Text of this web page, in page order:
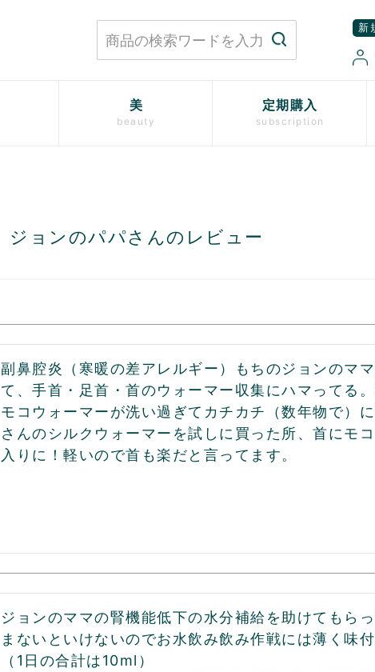
新
美
beauty
定期購入
subscription
ジョンのパパさんのレビュー
副鼻腔炎（寒暖の差アレルギー）もちのジョンのマ
て、手首・足首・首のウォーマー収集にハマってる
モコウォーマーが洗い過ぎてカチカチ（数年物で）
さんのシルクウォーマーを試しに買った所、首にモ
ジョンのママの腎機能低下の水分補給を助けてもら
まないといけないのでお水飲み飲み作戦には薄く味
（1日の合計は10ml）